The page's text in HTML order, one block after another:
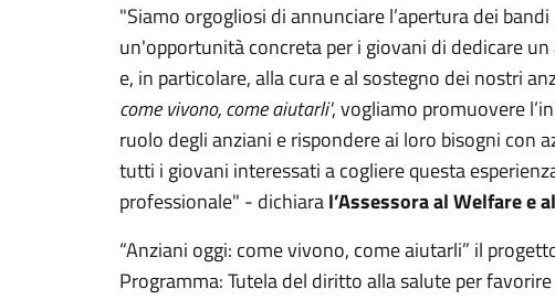
"Siamo orgogliosi di annunciare l’apertura dei
un'opportunità concreta per i giovani di dedicare
e, in particolare, alla cura e al sostegno dei nostri
come vivono, come aiutarli', vogliamo promuovere
ruolo degli anziani e rispondere ai loro bisogni con
tutti i giovani interessati a cogliere questa
professionale" - dichiaral’Assessora al Welfare e
“Anziani oggi: come vivono, come aiutarli” il
Programma: Tutela del diritto alla salute per